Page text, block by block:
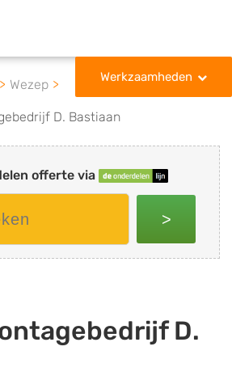
Werkzaamheden
Wezep
D. Bastiaan
offerte via
>
D.